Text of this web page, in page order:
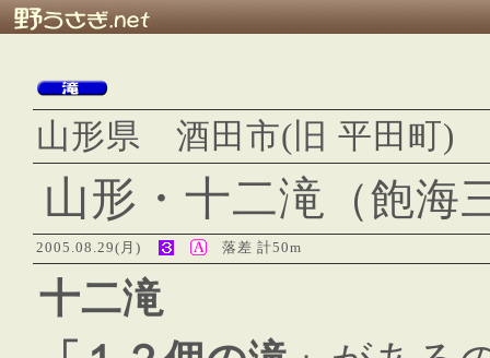
山形県 酒田市(旧 平田町)
山形・十二滝 （飽海
2005.08.29(月) 落差 計50m
十二滝